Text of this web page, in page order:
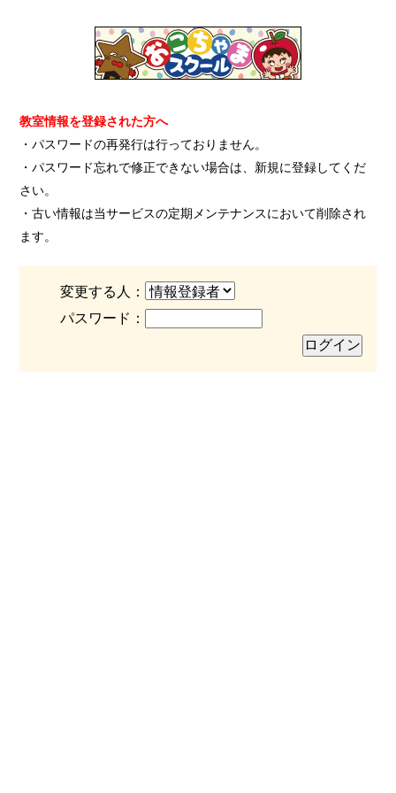
教室情報を登録された方へ
・パスワードの再発行は行っておりません。
・パスワード忘れで修正できない場合は、新規に登録してくだ
さい。
・古い情報は当サービスの定期メンテナンスにおいて削除され
ます。
変更する人：
パスワード：